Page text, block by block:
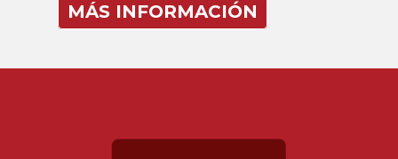
MÁS INFORMACIÓN